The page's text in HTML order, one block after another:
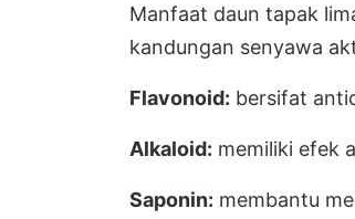
Manfaat daun tapak
kandungan senyawa
Flavonoid: bersifat
Alkaloid: memiliki efek
Saponin: membantu